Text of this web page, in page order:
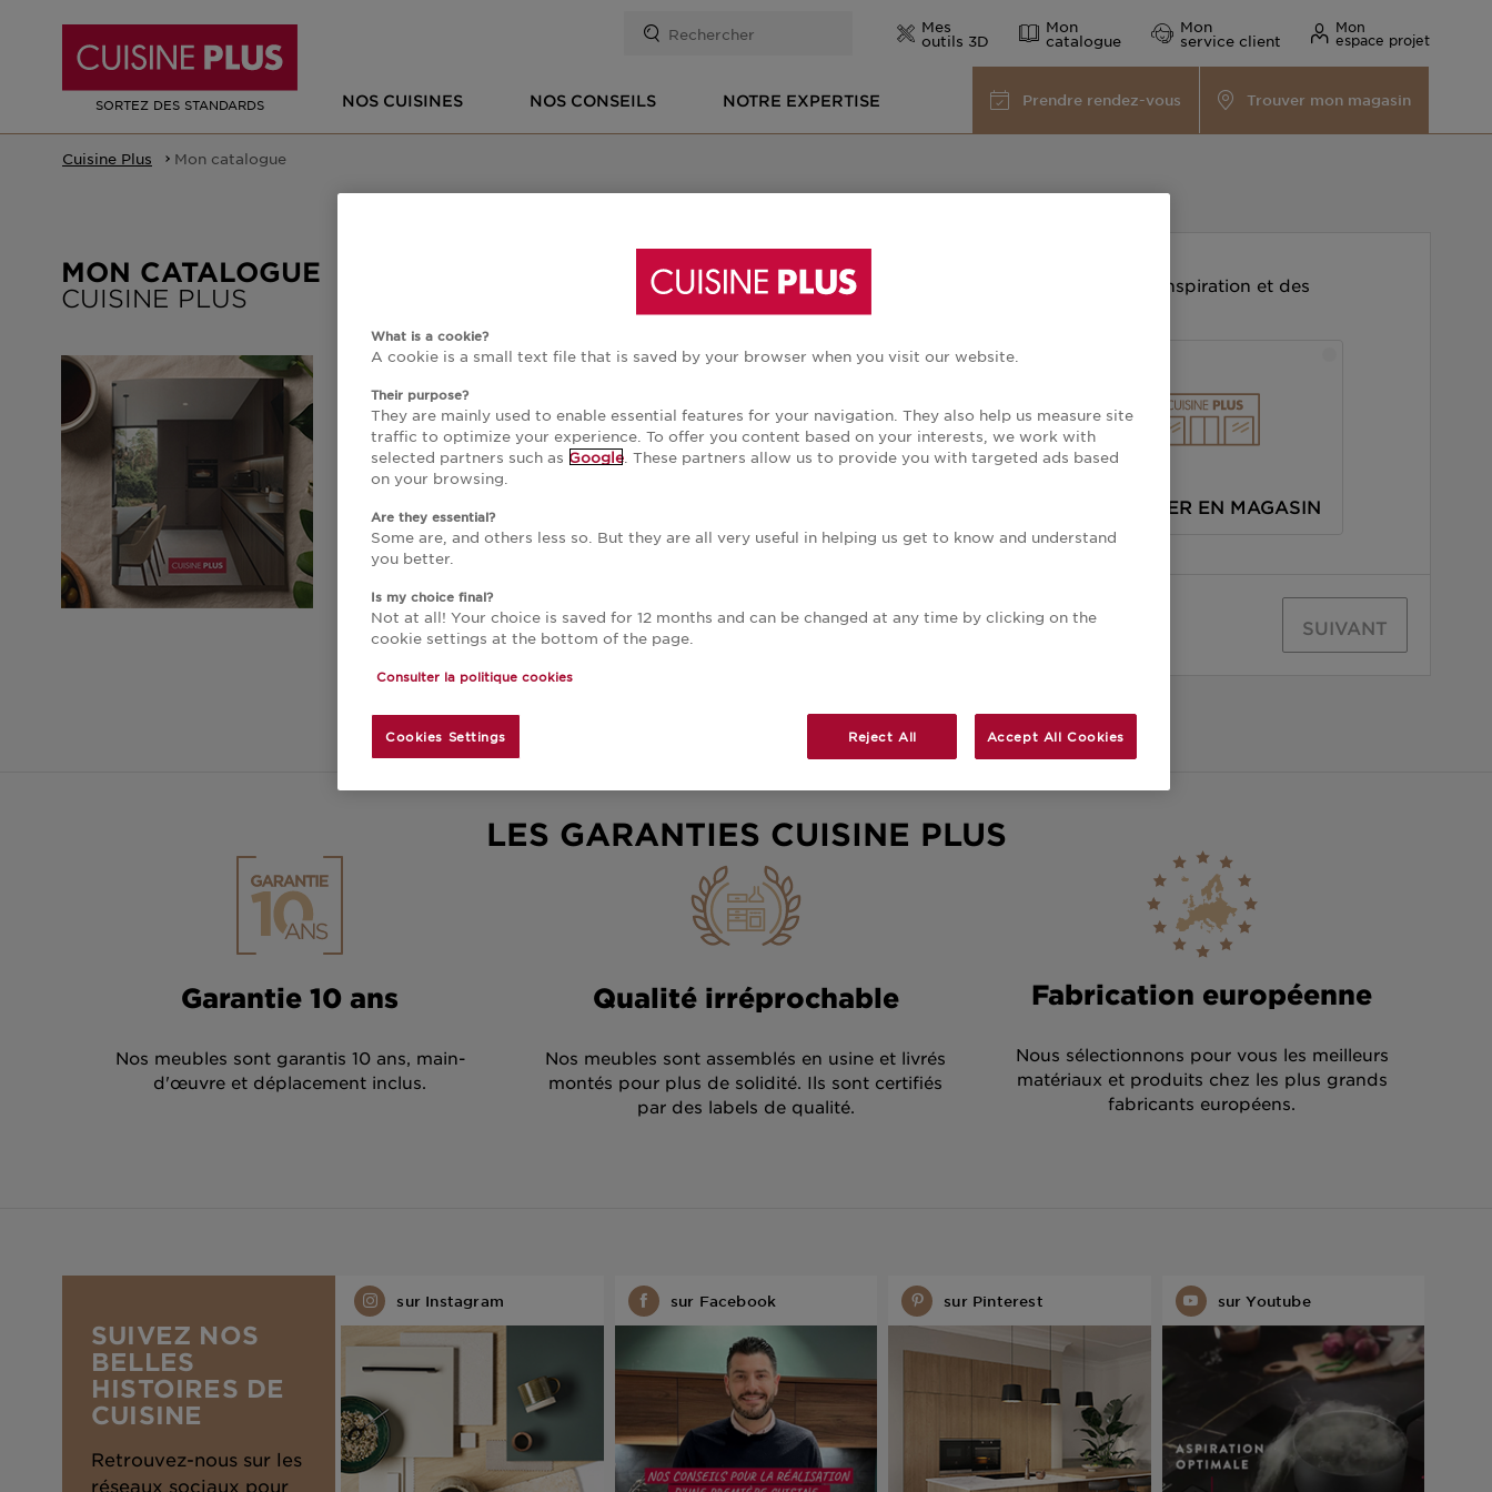
Aller
à
principale
Aller
au
Mes
outils 3D
Mon
catalogue
Mon
service client
Mon
espace projet
SORTEZ DES STANDARDS NOS CUISINES NOS CONSEILS NOTRE EXPERTISE Prendre rendez-vous Trouver mon magasin
Cuisine Plus Mon catalogue
MON CATALOGUE
CUISINE PLUS
En ligne, en magasin ou à la maison ? Découvrez notre catalogue pour trouver l'inspiration et des
idées tendances, quel que soit le chemin que vous choisissez !
RÉSERVER EN MAGASIN
SUIVANT
LES GARANTIES CUISINE PLUS
Garantie 10 ans
Nos meubles sont garantis 10 ans, main-
d'œuvre et déplacement inclus.
Qualité irréprochable
Nos meubles sont assemblés en usine et livrés
montés pour plus de solidité. Ils sont certifiés
par des labels de qualité.
Fabrication européenne
Nous sélectionnons pour vous les meilleurs
matériaux et produits chez les plus grands
fabricants européens.
SUIVEZ NOS
BELLES
HISTOIRES DE
CUISINE
Retrouvez-nous sur les
réseaux sociaux pour
sur Instagram sur Facebook sur Pinterest sur Youtube
What is a cookie?
A cookie is a small text file that is saved by your browser when you visit our website.
Their purpose?
They are mainly used to enable essential features for your navigation. They also help us measure site
traffic to optimize your experience. To offer you content based on your interests, we work with
selected partners such as Google . These partners allow us to provide you with targeted ads based
on your browsing.
Are they essential?
Some are, and others less so. But they are all very useful in helping us get to know and understand
you better.
Is my choice final?
Not at all! Your choice is saved for 12 months and can be changed at any time by clicking on the
cookie settings at the bottom of the page.
Consulter la politique cookies
Cookies Settings Reject All Accept All Cookies